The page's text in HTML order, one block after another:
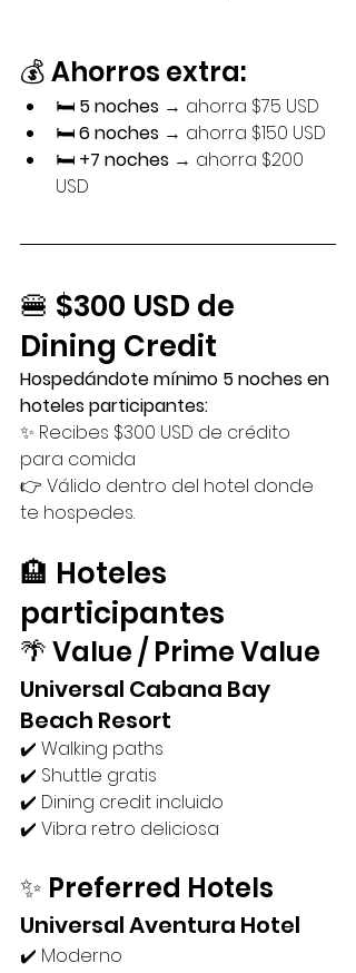
💰 Ahorros extra:
🛏️ 5 noches → ahorra $75 USD
🛏️ 6 noches → ahorra $150 USD
🛏️ +7 noches → ahorra $200
USD
🍔 $300 USD de
Dining Credit
Hospedándote mínimo 5 noches en
hoteles participantes:
✨ Recibes $300 USD de crédito
para comida
👉 Válido dentro del hotel donde
te hospedes.
🏨 Hoteles
participantes
🌴 Value / Prime Value
Universal Cabana Bay
Beach Resort
✔️ Walking paths
✔️ Shuttle gratis
✔️ Dining credit incluido
✔️ Vibra retro deliciosa
✨ Preferred Hotels
Universal Aventura Hotel
✔️ Moderno